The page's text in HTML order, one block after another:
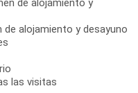
de alojamiento y desayuno
las visitas